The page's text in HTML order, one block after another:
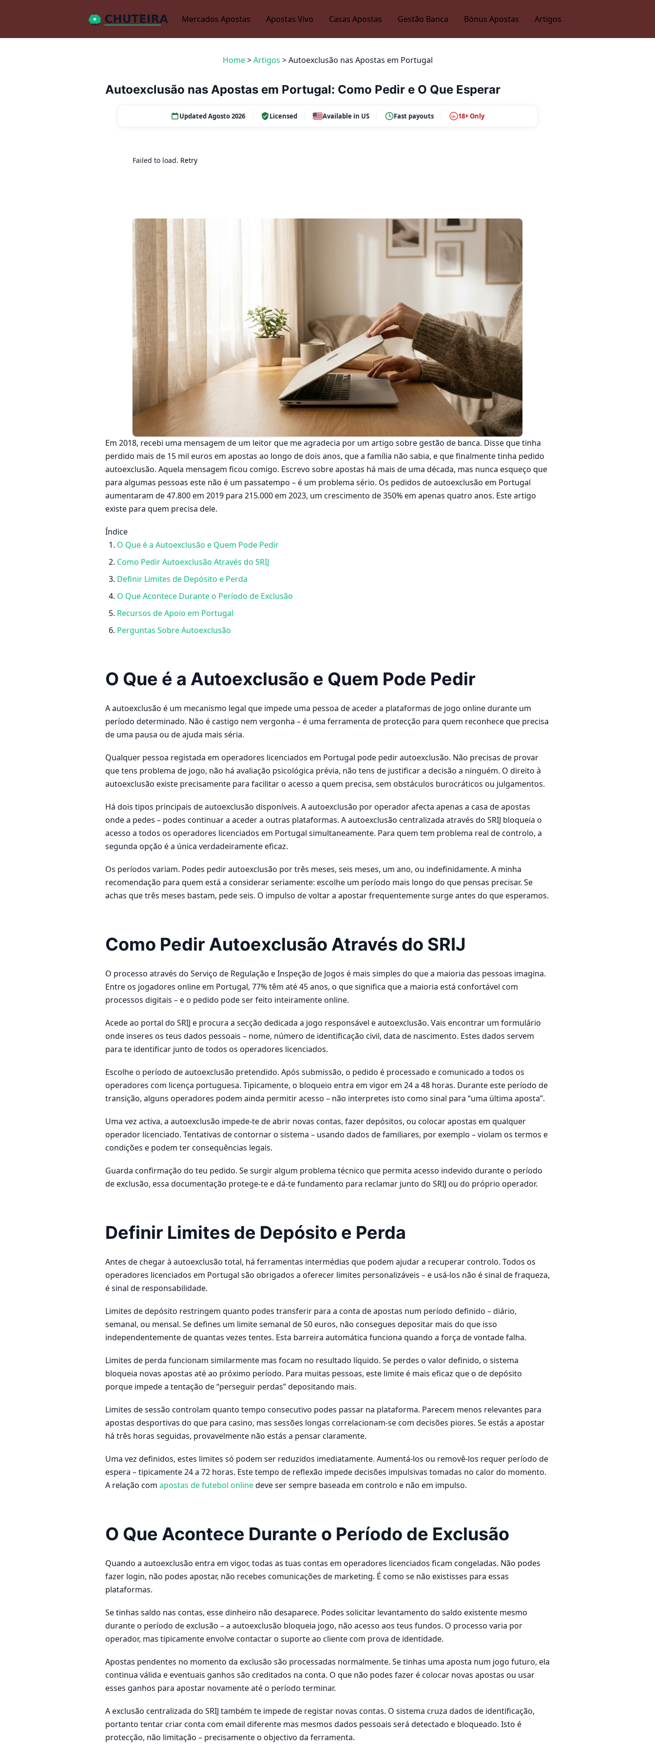
Mercados Apostas Apostas Vivo Casas Apostas Gestão Banca Bónus Apostas Artigos
Home > Artigos > Autoexclusão nas Apostas em Portugal
Autoexclusão nas Apostas em Portugal: Como Pedir e O Que Esperar
Updated Agosto 2026 Licensed Available in US Fast payouts 18+ 18+ Only
Failed to load. Retry
Em 2018, recebi uma mensagem de um leitor que me agradecia por um artigo sobre gestão de banca. Disse que tinha
perdido mais de 15 mil euros em apostas ao longo de dois anos, que a família não sabia, e que finalmente tinha pedido
autoexclusão. Aquela mensagem ficou comigo. Escrevo sobre apostas há mais de uma década, mas nunca esqueço que
para algumas pessoas este não é um passatempo – é um problema sério. Os pedidos de autoexclusão em Portugal
aumentaram de 47.800 em 2019 para 215.000 em 2023, um crescimento de 350% em apenas quatro anos. Este artigo
existe para quem precisa dele.
Índice
O Que é a Autoexclusão e Quem Pode Pedir
Como Pedir Autoexclusão Através do SRIJ
Definir Limites de Depósito e Perda
O Que Acontece Durante o Período de Exclusão
Recursos de Apoio em Portugal
Perguntas Sobre Autoexclusão
O Que é a Autoexclusão e Quem Pode Pedir
A autoexclusão é um mecanismo legal que impede uma pessoa de aceder a plataformas de jogo online durante um
período determinado. Não é castigo nem vergonha – é uma ferramenta de protecção para quem reconhece que precisa
de uma pausa ou de ajuda mais séria.
Qualquer pessoa registada em operadores licenciados em Portugal pode pedir autoexclusão. Não precisas de provar
que tens problema de jogo, não há avaliação psicológica prévia, não tens de justificar a decisão a ninguém. O direito à
autoexclusão existe precisamente para facilitar o acesso a quem precisa, sem obstáculos burocráticos ou julgamentos.
Há dois tipos principais de autoexclusão disponíveis. A autoexclusão por operador afecta apenas a casa de apostas
onde a pedes – podes continuar a aceder a outras plataformas. A autoexclusão centralizada através do SRIJ bloqueia o
acesso a todos os operadores licenciados em Portugal simultaneamente. Para quem tem problema real de controlo, a
segunda opção é a única verdadeiramente eficaz.
Os períodos variam. Podes pedir autoexclusão por três meses, seis meses, um ano, ou indefinidamente. A minha
recomendação para quem está a considerar seriamente: escolhe um período mais longo do que pensas precisar. Se
achas que três meses bastam, pede seis. O impulso de voltar a apostar frequentemente surge antes do que esperamos.
Como Pedir Autoexclusão Através do SRIJ
O processo através do Serviço de Regulação e Inspeção de Jogos é mais simples do que a maioria das pessoas imagina.
Entre os jogadores online em Portugal, 77% têm até 45 anos, o que significa que a maioria está confortável com
processos digitais – e o pedido pode ser feito inteiramente online.
Acede ao portal do SRIJ e procura a secção dedicada a jogo responsável e autoexclusão. Vais encontrar um formulário
onde inseres os teus dados pessoais – nome, número de identificação civil, data de nascimento. Estes dados servem
para te identificar junto de todos os operadores licenciados.
Escolhe o período de autoexclusão pretendido. Após submissão, o pedido é processado e comunicado a todos os
operadores com licença portuguesa. Tipicamente, o bloqueio entra em vigor em 24 a 48 horas. Durante este período de
transição, alguns operadores podem ainda permitir acesso – não interpretes isto como sinal para “uma última aposta”.
Uma vez activa, a autoexclusão impede-te de abrir novas contas, fazer depósitos, ou colocar apostas em qualquer
operador licenciado. Tentativas de contornar o sistema – usando dados de familiares, por exemplo – violam os termos e
condições e podem ter consequências legais.
Guarda confirmação do teu pedido. Se surgir algum problema técnico que permita acesso indevido durante o período
de exclusão, essa documentação protege-te e dá-te fundamento para reclamar junto do SRIJ ou do próprio operador.
Definir Limites de Depósito e Perda
Antes de chegar à autoexclusão total, há ferramentas intermédias que podem ajudar a recuperar controlo. Todos os
operadores licenciados em Portugal são obrigados a oferecer limites personalizáveis – e usá-los não é sinal de fraqueza,
é sinal de responsabilidade.
Limites de depósito restringem quanto podes transferir para a conta de apostas num período definido – diário,
semanal, ou mensal. Se defines um limite semanal de 50 euros, não consegues depositar mais do que isso
independentemente de quantas vezes tentes. Esta barreira automática funciona quando a força de vontade falha.
Limites de perda funcionam similarmente mas focam no resultado líquido. Se perdes o valor definido, o sistema
bloqueia novas apostas até ao próximo período. Para muitas pessoas, este limite é mais eficaz que o de depósito
porque impede a tentação de “perseguir perdas” depositando mais.
Limites de sessão controlam quanto tempo consecutivo podes passar na plataforma. Parecem menos relevantes para
apostas desportivas do que para casino, mas sessões longas correlacionam-se com decisões piores. Se estás a apostar
há três horas seguidas, provavelmente não estás a pensar claramente.
Uma vez definidos, estes limites só podem ser reduzidos imediatamente. Aumentá-los ou removê-los requer período de
espera – tipicamente 24 a 72 horas. Este tempo de reflexão impede decisões impulsivas tomadas no calor do momento.
A relação com apostas de futebol onlinedeve ser sempre baseada em controlo e não em impulso.
O Que Acontece Durante o Período de Exclusão
Quando a autoexclusão entra em vigor, todas as tuas contas em operadores licenciados ficam congeladas. Não podes
fazer login, não podes apostar, não recebes comunicações de marketing. É como se não existisses para essas
plataformas.
Se tinhas saldo nas contas, esse dinheiro não desaparece. Podes solicitar levantamento do saldo existente mesmo
durante o período de exclusão – a autoexclusão bloqueia jogo, não acesso aos teus fundos. O processo varia por
operador, mas tipicamente envolve contactar o suporte ao cliente com prova de identidade.
Apostas pendentes no momento da exclusão são processadas normalmente. Se tinhas uma aposta num jogo futuro, ela
continua válida e eventuais ganhos são creditados na conta. O que não podes fazer é colocar novas apostas ou usar
esses ganhos para apostar novamente até o período terminar.
A exclusão centralizada do SRIJ também te impede de registar novas contas. O sistema cruza dados de identificação,
portanto tentar criar conta com email diferente mas mesmos dados pessoais será detectado e bloqueado. Isto é
protecção, não limitação – precisamente o objectivo da ferramenta.